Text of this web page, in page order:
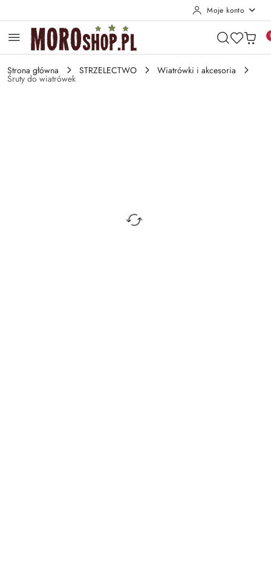
Moje konto
Strona główna STRZELECTWO Wiatrówki i akcesoria
Śruty do wiatrówek